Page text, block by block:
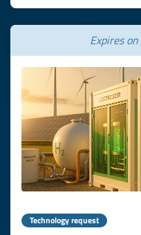
Expires on
Technology request